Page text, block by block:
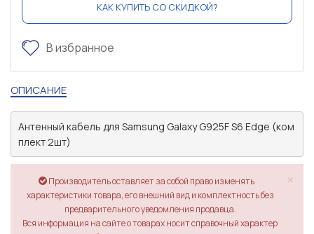
КАК КУПИТЬ СО СКИДКОЙ?
В избранное
ОПИСАНИЕ
Антенный кабель для Samsung Galaxy G925F S6 Edge (ком
плект 2шт)
×
Производитель оставляет за собой право изменять
характеристики товара, его внешний вид и комплектность без
предварительного уведомления продавца.
Вся информация на сайте о товарах носит справочный характер